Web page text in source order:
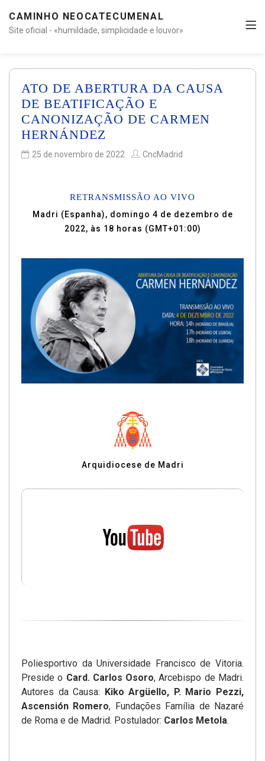
CAMINHO NEOCATECUMENAL
Site oficial - «humildade, simplicidade e louvor»
ATO DE ABERTURA DA CAUSA
DE BEATIFICAÇÃO E
CANONIZAÇÃO DE CARMEN
HERNÁNDEZ
25 de novembro de 2022 CncMadrid
RETRANSMISSÃO AO VIVO
Madri (Espanha), domingo 4 de dezembro de
2022, às 18 horas (GMT+01:00)
Arquidiocese de Madri
Poliesportivo da Universidade Francisco de Vitoria.
Preside o Card. Carlos Osoro, Arcebispo de Madri.
Autores da Causa: Kiko Argüello, P. Mario Pezzi,
Ascensión Romero, Fundações Família de Nazaré
de Roma e de Madrid. Postulador: Carlos Metola.